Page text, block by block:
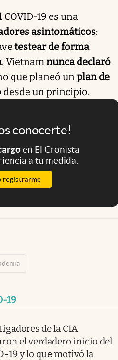
COVID-19 es una
asintomáticos:
testear de forma
. Vietnamnunca declaró
que planeó unplan de
desde un principio.
conocerte!
en El Cronista
a tu medida.
registrarme
19
de la CIA
el verdadero inicio del
19 y lo que motivó la